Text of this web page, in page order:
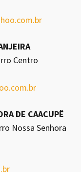
Centro
DE CAACUPÊ
Nossa Senhora